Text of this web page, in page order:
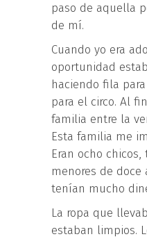
paso de aquella
de mí.
Cuando yo era
oportunidad
haciendo fila
para el circo. Al
familia entre la
Esta familia me
Eran ocho
menores de doce
tenían mucho
La ropa que
estaban limpios.